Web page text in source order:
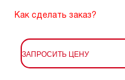
Как сделать заказ?
ЗАПРОСИТЬ ЦЕНУ